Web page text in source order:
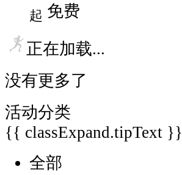
起 免费
正在加载...
没有更多了
活动分类
{{ classExpand.tipText }}
全部